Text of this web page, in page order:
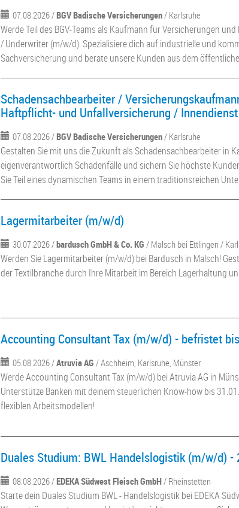
07.08.2026 /BGV Badische Versicherungen/ Karlsruhe
Werde Teil des BGV-Teams als Kaufmann für Versicherungen
/ Underwriter (m/w/d). Spezialisiere dich auf industrielle und
Sachversicherung und berate unsere Kunden aus dem
Schadensachbearbeiter /
Haftpflicht- und Unfallversicherung / Innendienst
07.08.2026 /BGV Badische Versicherungen/ Karlsruhe
Gestalten Sie mit uns die Zukunft als Schadensachbearbeiter in
eigenverantwortlich Schadenfälle und sichern Sie höchste
Sie Teil eines dynamischen Teams in einem traditionsreichen
Lagermitarbeiter (m/w/d)
30.07.2026 /bardusch GmbH & Co. KG / Malsch bei Ettlingen /
Werden Sie Lagermitarbeiter (m/w/d) bei Bardusch in Malsch!
der Textilbranche durch Ihre Mitarbeit im Bereich Lagerhaltung
Accounting Consultant Tax (m/w/d) - befristet
05.08.2026 /Atruvia AG / Aschheim, Karlsruhe, Münster
Werde Accounting Consultant Tax (m/w/d) bei Atruvia AG in
Unterstütze Banken mit deinem steuerlichen Know-how bis
flexiblen Arbeitsmodellen!
Duales Studium: BWL Handelslogistik (m/w/d) -
08.08.2026 /EDEKA Südwest Fleisch GmbH/ Rheinstetten
Starte dein Duales Studium BWL - Handelslogistik bei EDEKA